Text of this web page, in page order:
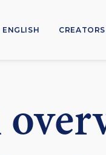
ENGLISH CREATORS